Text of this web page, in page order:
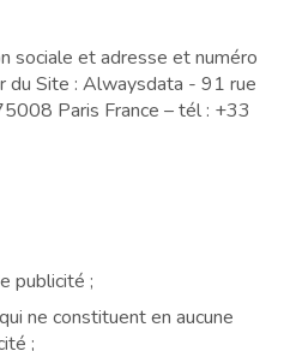
sociale et adresse et numéro
du Site : Alwaysdata - 91 rue
Paris France – tél : +33
publicité ;
ne constituent en aucune
;